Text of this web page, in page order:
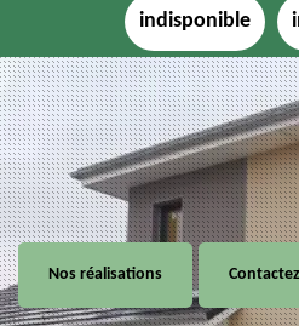
indisponible
Nos réalisations